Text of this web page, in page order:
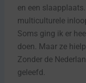
en een
multiculturele
Soms ging ik er
doen. Maar ze
Zonder de
geleefd.